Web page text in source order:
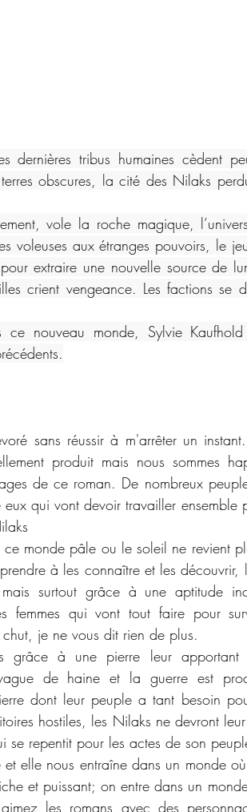
dernières tribus humaines cèdent
obscures, la cité des Nilaks
vole la roche magique,
voleuses aux étranges pouvoirs, le
extraire une nouvelle source de
crient vengeance. Les factions se
nouveau monde, Sylvie
sans réussir à m'arrêter un
produit mais nous sommes
de ce roman. De nombreux
qui vont devoir travailler ensemble
monde pâle ou le soleil ne revient
à les connaître et les découvrir,
surtout grâce à une aptitude
femmes qui vont tout faire pour
je ne vous dit rien de plus.
grâce à une pierre leur apportant
de haine et la guerre est
dont leur peuple a tant besoin
hostiles, les Nilaks ne devront
elle nous entraîne dans un monde
et puissant; on entre dans un
les romans avec des